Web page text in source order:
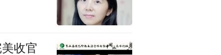
收官